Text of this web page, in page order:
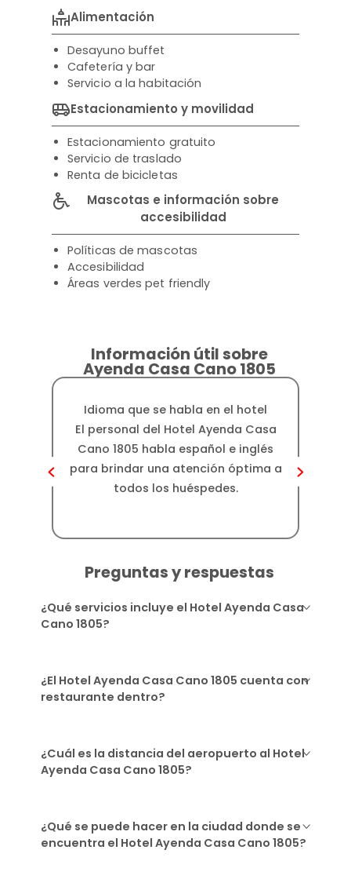
Alimentación
Desayuno buffet
Cafetería y bar
Servicio a la habitación
Estacionamiento y movilidad
Estacionamiento gratuito
Servicio de traslado
Renta de bicicletas
Mascotas e información sobre
accesibilidad
Políticas de mascotas
Accesibilidad
Áreas verdes pet friendly
Información útil sobre
Ayenda Casa Cano 1805
Idioma que se habla en el hotel
El personal del Hotel Ayenda Casa
Cano 1805 habla español e inglés
para brindar una atención óptima a
todos los huéspedes.
Preguntas y respuestas
¿Qué servicios incluye el Hotel Ayenda Casa
Cano 1805?
¿El Hotel Ayenda Casa Cano 1805 cuenta con
restaurante dentro?
¿Cuál es la distancia del aeropuerto al Hotel
Ayenda Casa Cano 1805?
¿Qué se puede hacer en la ciudad donde se
encuentra el Hotel Ayenda Casa Cano 1805?